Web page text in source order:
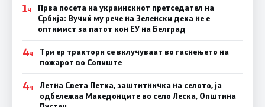
1Ч
Прва посета на украинскиот претседател на
Србија: Вучиќ му рече на Зеленски дека не е
оптимист за патот кон ЕУ на Белград
4Ч
Три ер трактори се вклучуваат во гаснењето на
пожарот во Сопиште
4Ч
Летна Света Петка, заштитничка на селото, ја
одбележаа Македонците во село Леска, Општина